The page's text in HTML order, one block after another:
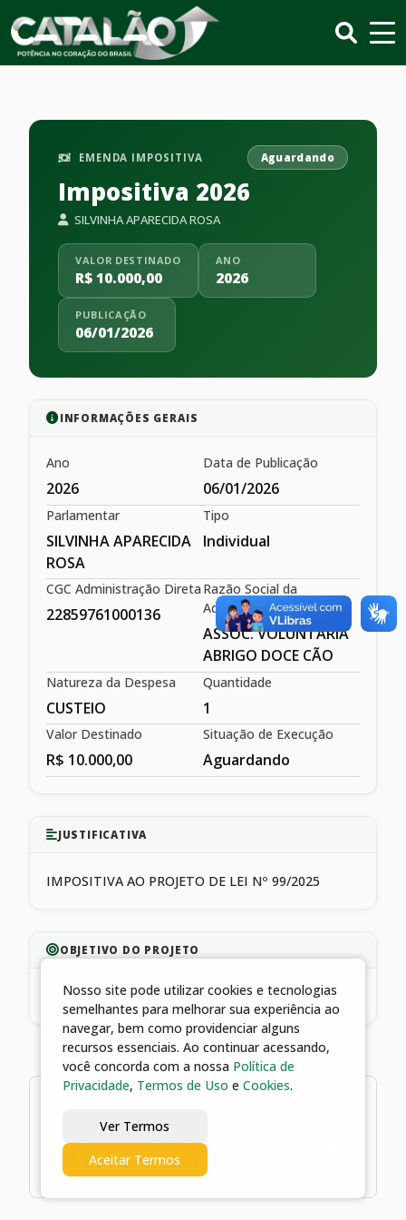
EMENDA IMPOSITIVA Aguardando
Impositiva 2026
SILVINHA APARECIDA ROSA
VALOR DESTINADO
R$ 10.000,00
ANO
2026
PUBLICAÇÃO
06/01/2026
INFORMAÇÕES GERAIS
Ano
2026
Data de Publicação
06/01/2026
Parlamentar
SILVINHA APARECIDA
ROSA
Tipo
Individual
CGC Administração Direta
22859761000136
Razão Social da
Administração Direta
ASSOC. VOLUNTÁRIA
ABRIGO DOCE CÃO
Natureza da Despesa
CUSTEIO
Quantidade
1
Valor Destinado
R$ 10.000,00
Situação de Execução
Aguardando
JUSTIFICATIVA
IMPOSITIVA AO PROJETO DE LEI Nº 99/2025
OBJETIVO DO PROJETO
CUSTEIO
05/08/2026 15:15 | Termo de
Fomento 079/2026
Nosso site pode utilizar cookies e tecnologias
semelhantes para melhorar sua experiência ao
navegar, bem como providenciar alguns
recursos essenciais. Ao continuar acessando,
você concorda com a nossa Política de
Privacidade, Termos de Uso e Cookies.
Ver Termos
Aceitar Termos